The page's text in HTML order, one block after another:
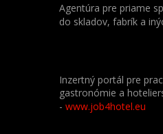
Agentúra pre priame
do skladov, fabrík a
Inzertný portál pre
gastronómie a
-www.job4hotel.eu